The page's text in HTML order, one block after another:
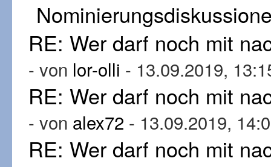
RE: Wer darf noch mit
- von lor-olli - 13.09.2019,
RE: Wer darf noch mit
- von alex72 - 13.09.2019,
RE: Wer darf noch mit